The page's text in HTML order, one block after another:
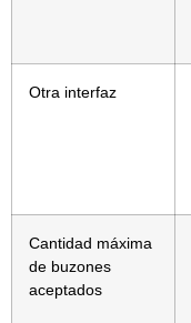
Otra interfaz
Cantidad máxima
de buzones
aceptados